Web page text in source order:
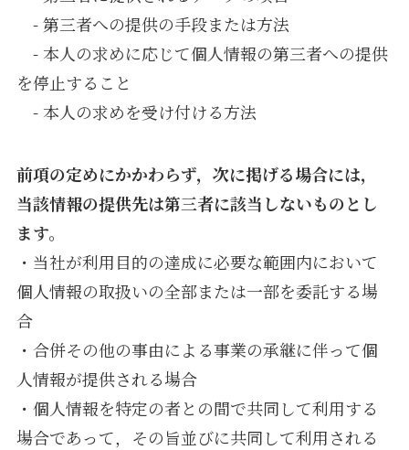
- 第三者への提供の手段または方法
- 本人の求めに応じて個人情報の第三者への提供
を停止すること
- 本人の求めを受け付ける方法
前項の定めにかかわらず，次に掲げる場合には，
当該情報の提供先は第三者に該当しないものとし
ます。
・当社が利用目的の達成に必要な範囲内において
個人情報の取扱いの全部または一部を委託する場
合
・合併その他の事由による事業の承継に伴って個
人情報が提供される場合
・個人情報を特定の者との間で共同して利用する
場合であって，その旨並びに共同して利用される